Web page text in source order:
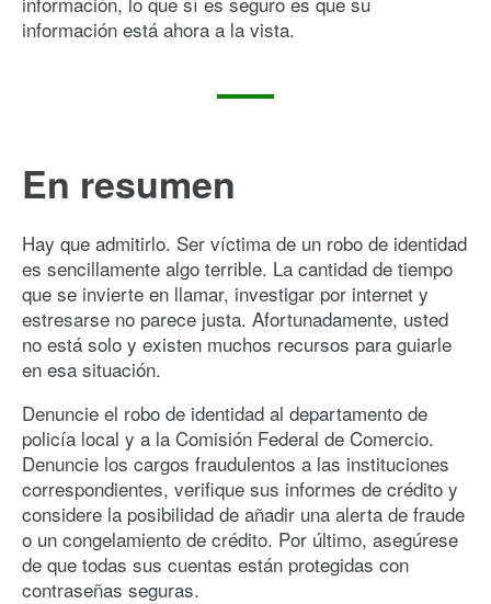
información está ahora a la vista.
En resumen
Hay que admitirlo. Ser víctima de un robo de identidad
es sencillamente algo terrible. La cantidad de tiempo
que se invierte en llamar, investigar por internet y
estresarse no parece justa. Afortunadamente, usted
no está solo y existen muchos recursos para guiarle
en esa situación.
Denuncie el robo de identidad al departamento de
policía local y a la Comisión Federal de Comercio.
Denuncie los cargos fraudulentos a las instituciones
correspondientes, verifique sus informes de crédito y
considere la posibilidad de añadir una alerta de fraude
o un congelamiento de crédito. Por último, asegúrese
de que todas sus cuentas están protegidas con
contraseñas seguras.